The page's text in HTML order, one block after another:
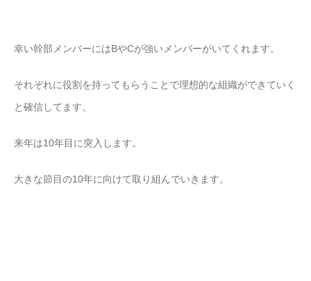
幸い幹部メンバーにはBやCが強いメンバーがいてくれます。
それぞれに役割を持ってもらうことで理想的な組織ができていく
と確信してます。
来年は10年目に突入します。
大きな節目の10年に向けて取り組んでいきます。